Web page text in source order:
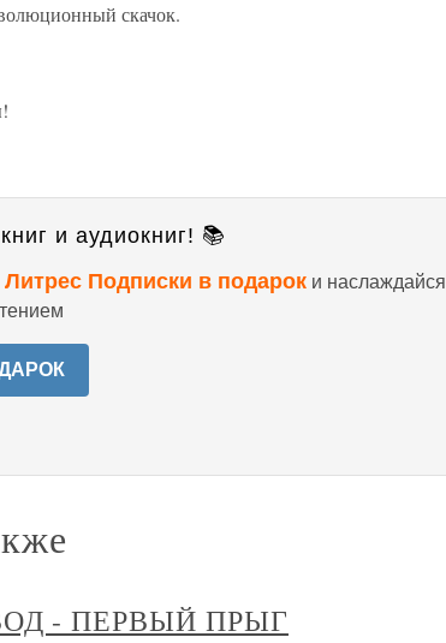
скачок.
и аудиокниг! 📚
Подписки в подарок и наслаждайся
- ПЕРВЫЙ ПРЫГ